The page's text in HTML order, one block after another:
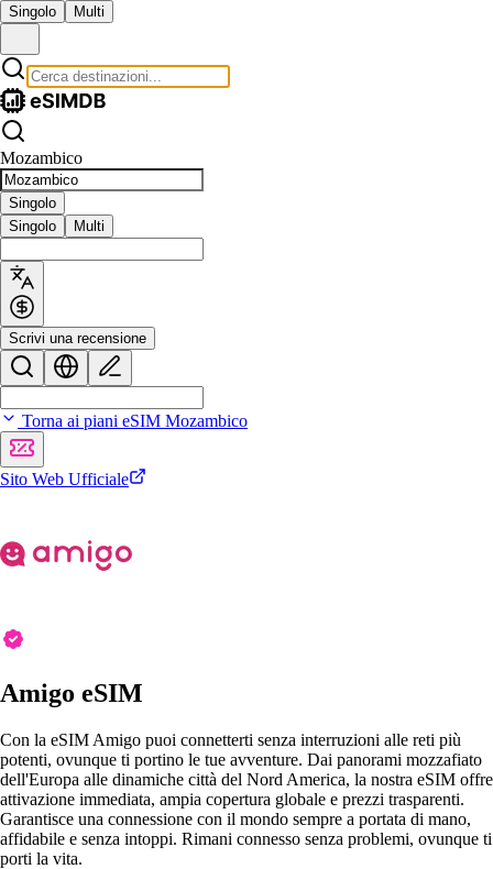
Singolo Multi
Mozambico
Singolo
Singolo
Multi
Scrivi una recensione
Torna ai piani eSIM Mozambico
Sito Web Ufficiale
Amigo eSIM
Con la eSIM Amigo puoi connetterti senza interruzioni alle reti più
potenti, ovunque ti portino le tue avventure. Dai panorami mozzafiato
dell'Europa alle dinamiche città del Nord America, la nostra eSIM offre
attivazione immediata, ampia copertura globale e prezzi trasparenti.
Garantisce una connessione con il mondo sempre a portata di mano,
affidabile e senza intoppi. Rimani connesso senza problemi, ovunque ti
porti la vita.